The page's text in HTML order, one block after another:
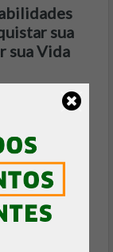
sua
sua Vida